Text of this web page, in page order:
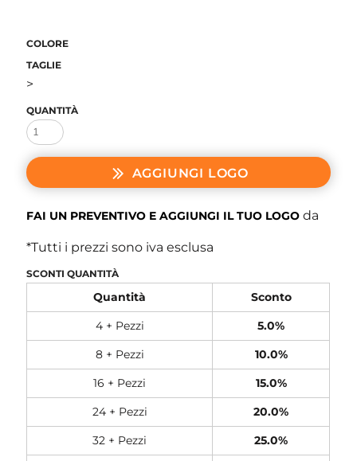
COLORE
TAGLIE
>
QUANTITÀ
AGGIUNGI LOGO
FAI UN PREVENTIVO E AGGIUNGI IL TUO LOGO da
*Tutti i prezzi sono iva esclusa
SCONTI QUANTITÀ
Quantità
Sconto
4 + Pezzi
5.0%
8 + Pezzi
10.0%
16 + Pezzi
15.0%
24 + Pezzi
20.0%
32 + Pezzi
25.0%